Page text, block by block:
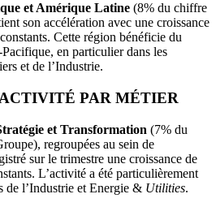
et Amérique Latine (8% du chiffre
son accélération avec une croissance
Cette région bénéficie du
en particulier dans les
et de l’Industrie.
PAR MÉTIER
et Transformation (7% du
regroupées au sein de
sur le trimestre une croissance de
L’activité a été particulièrement
de l’Industrie et Energie & Utilities.